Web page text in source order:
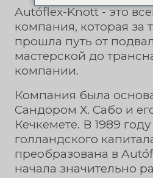
Autóflex-Knott - это
компания, которая за
прошла путь от
мастерской до
компании.
Компания была
Сандором Х. Сабо и
Кечкемете. В 1989
голландского
преобразована в
начала значительно